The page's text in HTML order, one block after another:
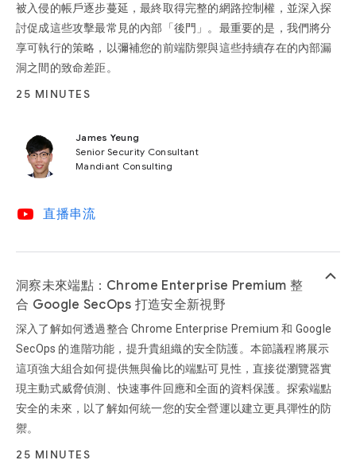
被入侵的帳戶逐步蔓延，最終取得完整的網路控制權，並深入探
討促成這些攻擊最常見的內部「後門」。最重要的是，我們將分
享可執行的策略，以彌補您的前端防禦與這些持續存在的內部漏
洞之間的致命差距。
25 MINUTES
James Yeung
Senior Security Consultant
Mandiant Consulting
video_youtube 直播串流
洞察未來端點：Chrome Enterprise Premium 整
合 Google SecOps 打造安全新視野
深入了解如何透過整合 Chrome Enterprise Premium 和 Google
SecOps 的進階功能，提升貴組織的安全防護。本節議程將展示
這項強大組合如何提供無與倫比的端點可見性，直接從瀏覽器實
現主動式威脅偵測、快速事件回應和全面的資料保護。探索端點
安全的未來，以了解如何統一您的安全營運以建立更具彈性的防
禦。
25 MINUTES
keyboard_arrow_up